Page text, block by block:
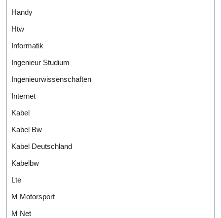
Handy
Htw
Informatik
Ingenieur Studium
Ingenieurwissenschaften
Internet
Kabel
Kabel Bw
Kabel Deutschland
Kabelbw
Lte
M Motorsport
M Net